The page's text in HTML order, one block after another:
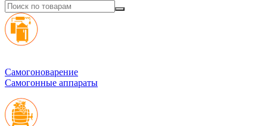
Cамогоноварение
Самогонные аппараты